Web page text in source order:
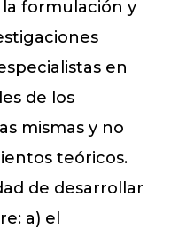
formulación y
en
de los
mismas y no
teóricos.
de desarrollar
a) el